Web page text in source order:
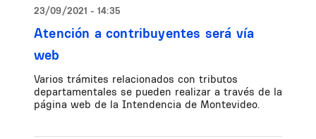
23/09/2021 - 14:35
Atención a contribuyentes será vía
web
Varios trámites relacionados con tributos
departamentales se pueden realizar a través de la
página web de la Intendencia de Montevideo.